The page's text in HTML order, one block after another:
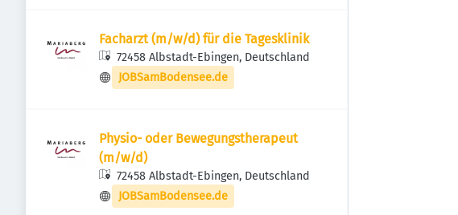
Facharzt (m/w/d) für die Tagesklinik
72458 Albstadt-Ebingen, Deutschland
JOBSamBodensee.de
Physio- oder Bewegungstherapeut
(m/w/d)
72458 Albstadt-Ebingen, Deutschland
JOBSamBodensee.de